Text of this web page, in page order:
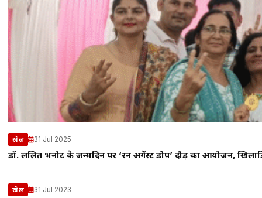
खेल 31 Jul 2025
डॉ. ललित भनोट के जन्मदिन पर ‘रन अगेंस्ट डोप’ दौड़ का आयोजन,
खेल 31 Jul 2023